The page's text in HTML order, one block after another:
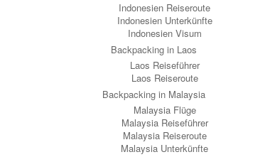
Indonesien Reiseroute
Indonesien Unterkünfte
Indonesien Visum
Backpacking in Laos
Laos Reiseführer
Laos Reiseroute
Backpacking in Malaysia
Malaysia Flüge
Malaysia Reiseführer
Malaysia Reiseroute
Malaysia Unterkünfte